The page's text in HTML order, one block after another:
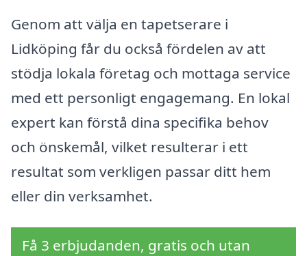
Genom att välja en tapetserare i
Lidköping får du också fördelen av att
stödja lokala företag och mottaga service
med ett personligt engagemang. En lokal
expert kan förstå dina specifika behov
och önskemål, vilket resulterar i ett
resultat som verkligen passar ditt hem
eller din verksamhet.
Få 3 erbjudanden, gratis och utan